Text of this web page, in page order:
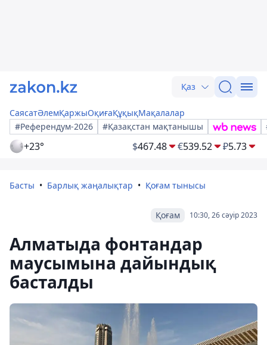
Қаз
СаясатӘлемҚаржыОқиғаҚұқықМақалалар
#Референдум-2026
#Қазақстан мақтанышы
+23° $467.48 €539.52 ₽5.73
Басты Барлық жаңалықтар Қоғам тынысы
10:30, 26 сәуір 2023
Қоғам
Алматыда фонтандар
маусымына дайындық
басталды